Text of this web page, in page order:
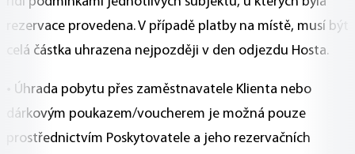
rezervace provedena. V případě platby na místě, musí být
celá částka uhrazena nejpozději v den odjezdu Hosta.
• Úhrada pobytu přes zaměstnavatele Klienta nebo
dárkovým poukazem/voucherem je možná pouze
prostřednictvím Poskytovatele a jeho rezervačních